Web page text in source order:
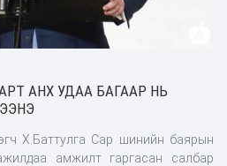
АНХ УДАА БАГААР НЬ
Х.Баттулга Сар шинийн баярын
амжилт гаргасан салбар